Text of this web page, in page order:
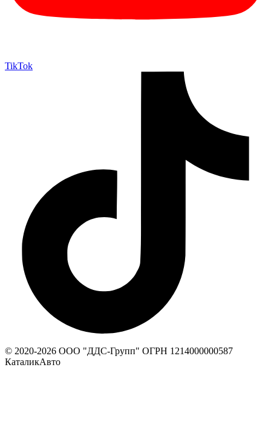
TikTok
© 2020-2026 ООО "ДДС-Групп" ОГРН 1214000000587
КаталикАвто